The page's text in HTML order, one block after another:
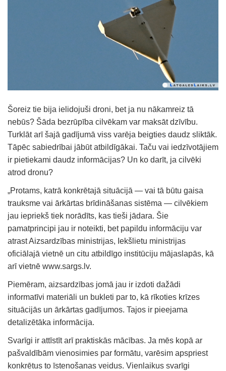
Šoreiz tie bija ielidojuši droni, bet ja nu nākamreiz tā
nebūs? Šāda bezrūpība cilvēkam var maksāt dzīvību.
Turklāt arī šajā gadījumā viss varēja beigties daudz sliktāk.
Tāpēc sabiedrībai jābūt atbildīgākai. Taču vai iedzīvotājiem
ir pietiekami daudz informācijas? Un ko darīt, ja cilvēki
atrod dronu?
„Protams, katrā konkrētajā situācijā — vai tā būtu gaisa
trauksme vai ārkārtas brīdināšanas sistēma — cilvēkiem
jau iepriekš tiek norādīts, kas tieši jādara. Šie
pamatprincipi jau ir noteikti, bet papildu informāciju var
atrast Aizsardzības ministrijas, Iekšlietu ministrijas
oficiālajā vietnē un citu atbildīgo institūciju mājaslapās, kā
arī vietnē www.sargs.lv.
Piemēram, aizsardzības jomā jau ir izdoti dažādi
informatīvi materiāli un bukleti par to, kā rīkoties krīzes
situācijās un ārkārtas gadījumos. Tajos ir pieejama
detalizētāka informācija.
Svarīgi ir attīstīt arī praktiskās mācības. Ja mēs kopā ar
pašvaldībām vienosimies par formātu, varēsim apspriest
konkrētus to īstenošanas veidus. Vienlaikus svarīgi